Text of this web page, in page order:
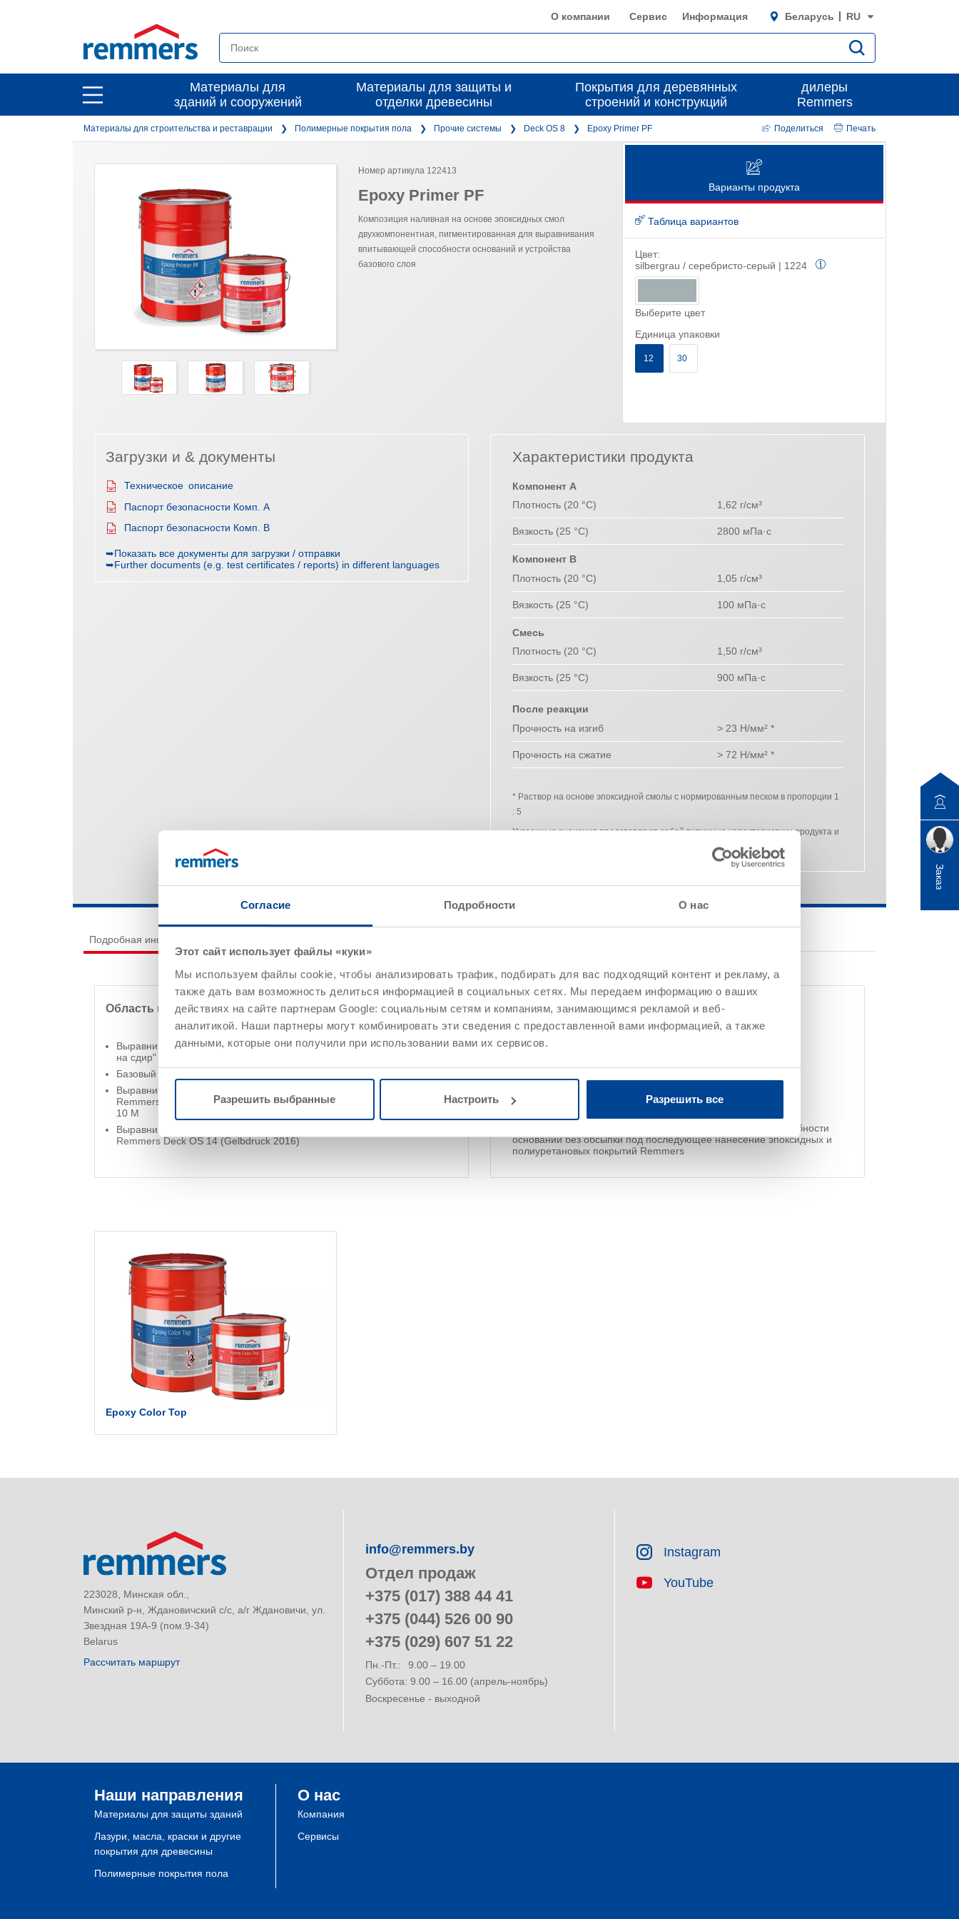
Согласие Подробности О нас
Этот сайт использует файлы «куки»
Мы используем файлы cookie, чтобы анализировать трафик, подбирать для вас подходящий контент и рекламу, а
также дать вам возможность делиться информацией в социальных сетях. Мы передаем информацию о ваших
действиях на сайте партнерам Google: социальным сетям и компаниям, занимающимся рекламой и веб-
аналитикой. Наши партнеры могут комбинировать эти сведения с предоставленной вами информацией, а также
данными, которые они получили при использовании вами их сервисов.
Разрешить выбранные Настроить Разрешить все
open
main
navigation
О компании Сервис Информация Беларусь RU
open
main
Материалы для
зданий и сооружений
Материалы для защиты и
отделки древесины
Покрытия для деревянных
строений и конструкций
дилеры
Remmers
Материалы для строительства и реставрации Полимерные покрытия пола Прочие системы Deck OS 8 Epoxy Primer PF Поделиться Печать
Номер артикула 122413
Epoxy Primer PF
Композиция наливная на основе эпоксидных смол
двухкомпонентная, пигментированная для выравнивания
впитывающей способности оснований и устройства
базового слоя
Варианты продукта
Таблица вариантов
Цвет:
silbergrau / серебристо-серый | 1224
Выберите цвет
Единица упаковки
12 30
Загрузки и & документы
Техническое описание
Паспорт безопасности Комп. A
Паспорт безопасности Комп. B
➥Показать все документы для загрузки / отправки
➥Further documents (e.g. test certificates / reports) in different languages
Характеристики продукта
Компонент А
Плотность (20 °C)
1,62 г/см³
Вязкость (25 °C) 2800 мПа·с
Компонент В
Плотность (20 °C)
1,05 г/см³
Вязкость (25 °C) 100 мПа·с
Смесь
Плотность (20 °C)
1,50 г/см³
Вязкость (25 °C) 900 мПа·с
После реакции
Прочность на изгиб
> 23 Н/мм² *
Прочность на сжатие > 72 Н/мм² *
* Раствор на основе эпоксидной смолы с нормированным песком в пропорции 1
: 5
Указанные значения представляют собой типичные характеристики продукта и
не могут рассматриваться как обязательные спецификации продукта.
Подробная информация о продукте
Область применения
Выравнивание впитывающей способности оснований, шпатлевание "
на сдир"
Базовый слой для покрытий с засыпкой
Выравнивание впитывающей способности оснований в системах
Remmers Deck OS 8, OS 11a-II и OS 11b-II, а так же Remmers Deck OS
10 M
Выравнивание впитывающей способности оснований в системе
Remmers Deck OS 14 (Gelbdruck 2016)
Характеристики
Устойчивость к механическим нагрузкам
Протестировано на совместимость с покрытиями
Не содержит пластификаторов, нонил- и алкилфенола
Может применяться для выравнивания впитывающей способности
оснований без обсыпки под последующее нанесение эпоксидных и
полиуретановых покрытий Remmers
Epoxy Color Top
223028, Минская обл.,
Минский р-н, Ждановичский с/с, а/г Ждановичи, ул.
Звездная 19А-9 (пом.9-34)
Belarus
Рассчитать маршрут
info@remmers.by
Отдел продаж
+375 (017) 388 44 41
+375 (044) 526 00 90
+375 (029) 607 51 22
Пн.-Пт.:
9.00 – 19.00
Суббота: 9.00 – 16.00 (апрель-ноябрь)
Воскресенье - выходной
Instagram
YouTube
Наши направления
Материалы для защиты зданий
Лазури, масла, краски и другие
покрытия для древесины
Полимерные покрытия пола
О нас
Компания
Сервисы
Заказ